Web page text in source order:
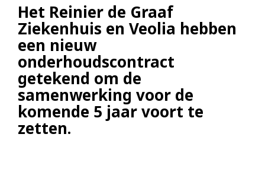
Het Reinier de Graaf
Ziekenhuis en Veolia hebben
een nieuw
onderhoudscontract
getekend om de
samenwerking voor de
komende 5 jaar voort te
zetten.